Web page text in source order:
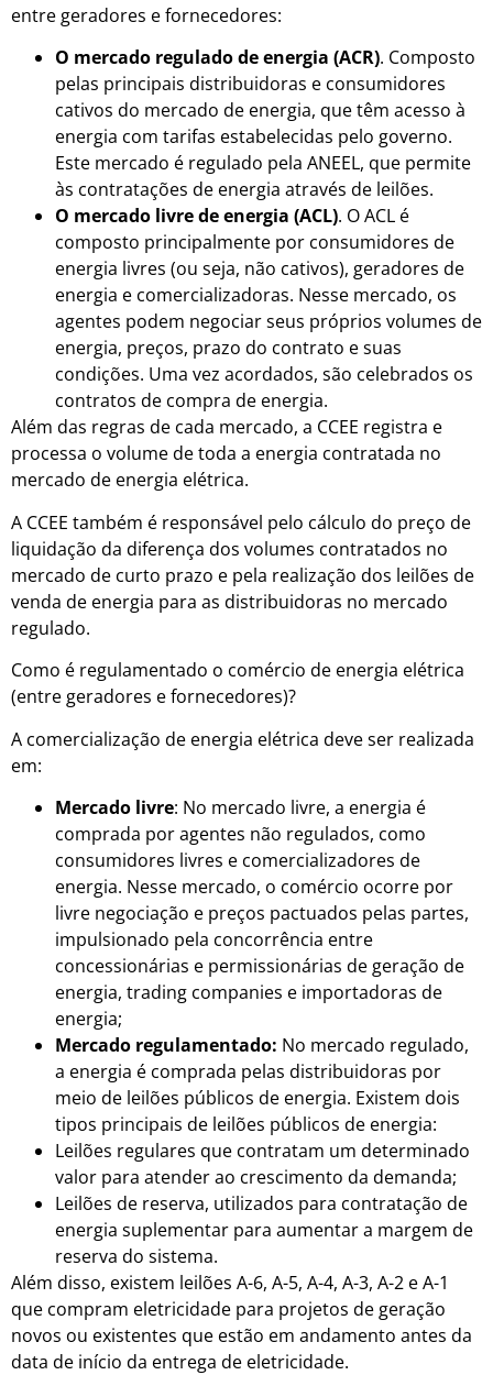
entre geradores e fornecedores:
O mercado regulado de energia (ACR). Composto
pelas principais distribuidoras e consumidores
cativos do mercado de energia, que têm acesso à
energia com tarifas estabelecidas pelo governo.
Este mercado é regulado pela ANEEL, que permite
às contratações de energia através de leilões.
O mercado livre de energia (ACL). O ACL é
composto principalmente por consumidores de
energia livres (ou seja, não cativos), geradores de
energia e comercializadoras. Nesse mercado, os
agentes podem negociar seus próprios volumes de
energia, preços, prazo do contrato e suas
condições. Uma vez acordados, são celebrados os
contratos de compra de energia.
Além das regras de cada mercado, a CCEE registra e
processa o volume de toda a energia contratada no
mercado de energia elétrica.
A CCEE também é responsável pelo cálculo do preço de
liquidação da diferença dos volumes contratados no
mercado de curto prazo e pela realização dos leilões de
venda de energia para as distribuidoras no mercado
regulado.
Como é regulamentado o comércio de energia elétrica
(entre geradores e fornecedores)?
A comercialização de energia elétrica deve ser realizada
em:
Mercado livre: No mercado livre, a energia é
comprada por agentes não regulados, como
consumidores livres e comercializadores de
energia. Nesse mercado, o comércio ocorre por
livre negociação e preços pactuados pelas partes,
impulsionado pela concorrência entre
concessionárias e permissionárias de geração de
energia, trading companies e importadoras de
energia;
Mercado regulamentado: No mercado regulado,
a energia é comprada pelas distribuidoras por
meio de leilões públicos de energia. Existem dois
tipos principais de leilões públicos de energia:
Leilões regulares que contratam um determinado
valor para atender ao crescimento da demanda;
Leilões de reserva, utilizados para contratação de
energia suplementar para aumentar a margem de
reserva do sistema.
Além disso, existem leilões A-6, A-5, A-4, A-3, A-2 e A-1
que compram eletricidade para projetos de geração
novos ou existentes que estão em andamento antes da
data de início da entrega de eletricidade.